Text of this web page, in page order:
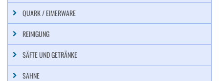
QUARK / EIMERWARE
REINIGUNG
SÄFTE UND GETRÄNKE
SAHNE